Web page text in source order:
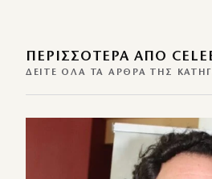
ΠΕΡΙΣΣΌΤΕΡΑ ΑΠΌ
ΔΕΊΤΕ ΌΛΑ ΤΑ ΆΡΘΡΑ ΤΗΣ